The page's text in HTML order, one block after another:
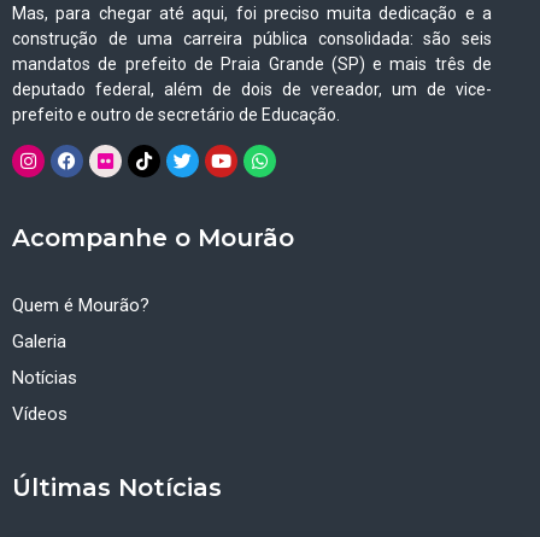
Mas, para chegar até aqui, foi preciso muita dedicação e a
construção de uma carreira pública consolidada: são seis
mandatos de prefeito de Praia Grande (SP) e mais três de
deputado federal, além de dois de vereador, um de vice-
prefeito e outro de secretário de Educação.
Acompanhe o Mourão
Quem é Mourão?
Galeria
Notícias
Vídeos
Últimas Notícias